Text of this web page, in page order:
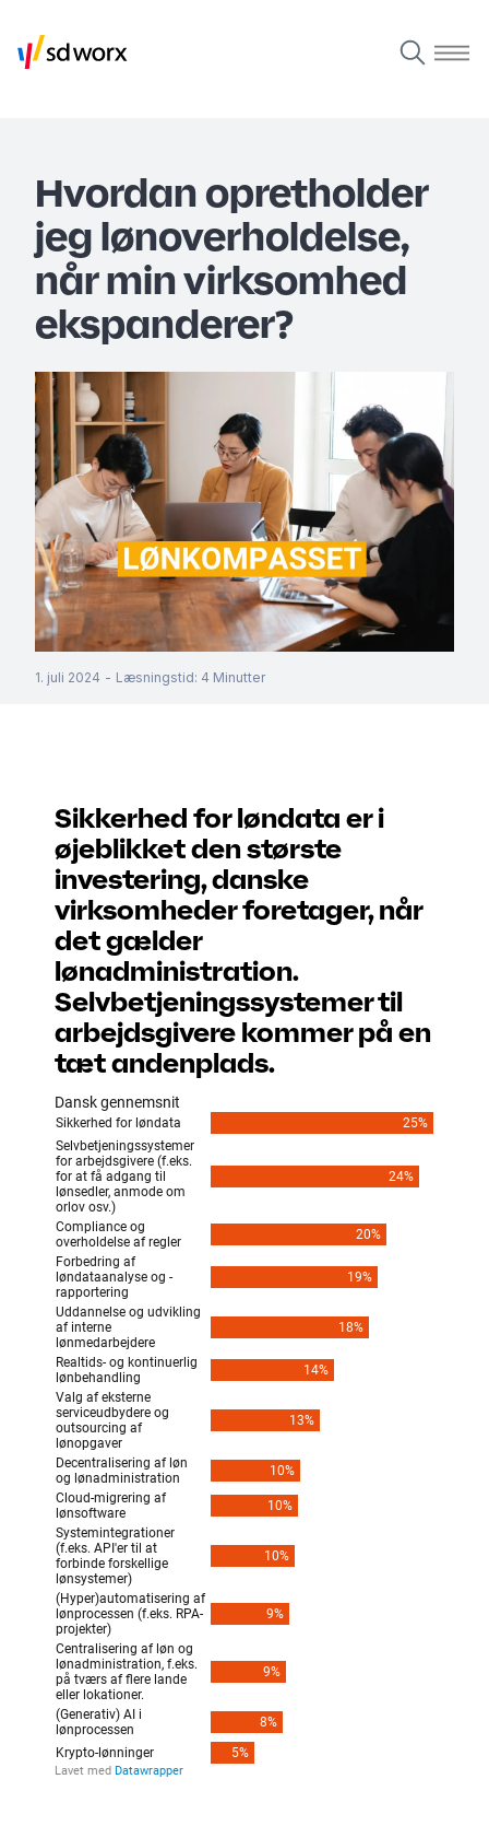
Hvordan opretholder
jeg lønoverholdelse,
når min virksomhed
ekspanderer?
1. juli 2024 - Læsningstid: 4 Minutter
Sikkerhed for løndata er i
øjeblikket den største
investering, danske
virksomheder foretager, når
det gælder
lønadministration.
Selvbetjeningssystemer til
arbejdsgivere kommer på en
tæt andenplads.